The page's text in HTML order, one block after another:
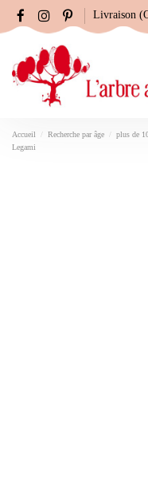
Livraison
Accueil Recherche par âge plus de
Legami